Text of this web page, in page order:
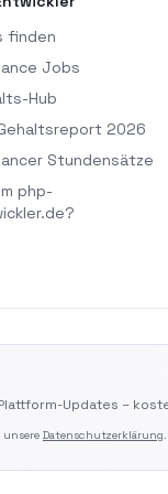
finden
Jobs
Hub
Gehaltsreport 2026
Stundensätze
php-
Updates –
unsere Datenschutzerklärung.